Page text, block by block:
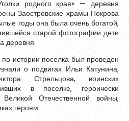
родного края» — деревня
Заостровские храмы Покрова
годы она была очень богатой,
старой фотографии дети
деревня.
по истории поселка был проведен
о подвигах Ильи Катунина,
Стрельцова, воинских
в поселке, героически
Отечественной войны,
героям.